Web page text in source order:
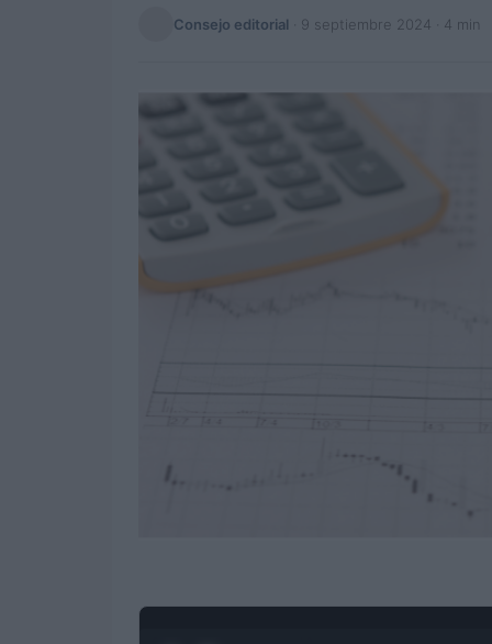
Consejo editorial 9 septiembre 2024 · 4 min